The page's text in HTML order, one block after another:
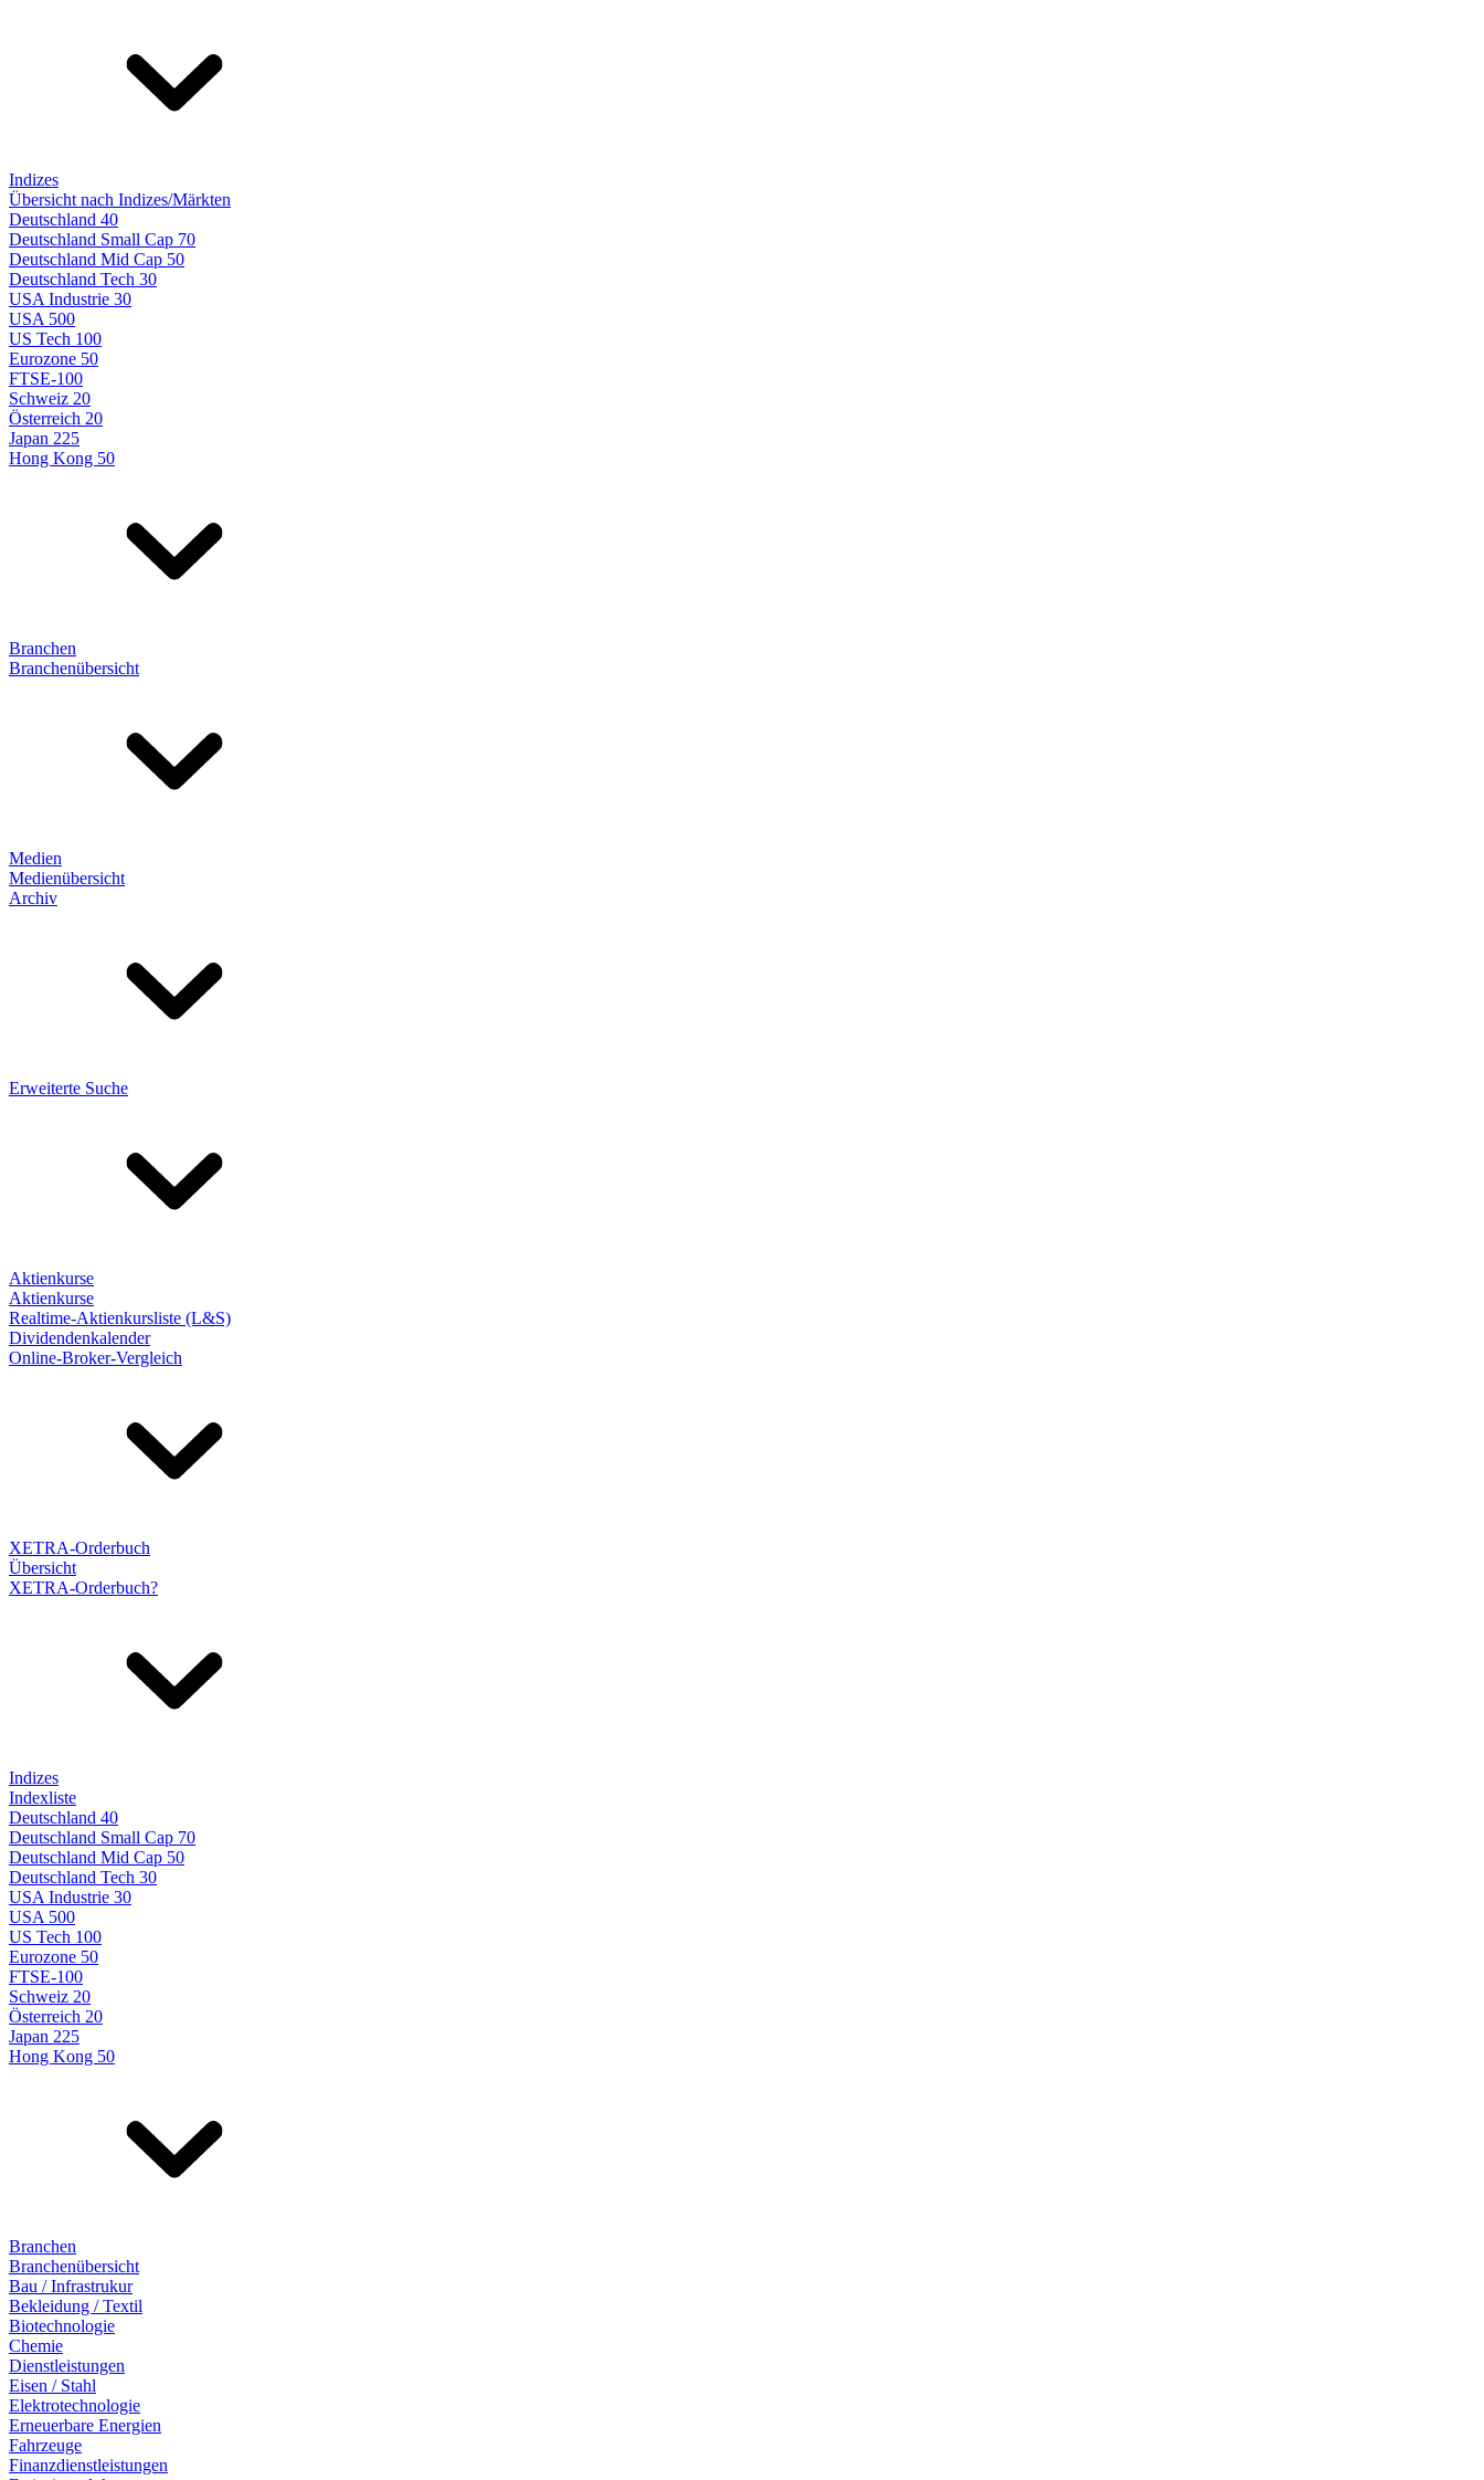
Indizes
Übersicht nach Indizes/Märkten
Deutschland 40
Deutschland Small Cap 70
Deutschland Mid Cap 50
Deutschland Tech 30
USA Industrie 30
USA 500
US Tech 100
Eurozone 50
FTSE-100
Schweiz 20
Österreich 20
Japan 225
Hong Kong 50
Branchen
Branchenübersicht
Medien
Medienübersicht
Archiv
Erweiterte Suche
Aktienkurse
Aktienkurse
Realtime-Aktienkursliste (L&S)
Dividendenkalender
Online-Broker-Vergleich
XETRA-Orderbuch
Übersicht
XETRA-Orderbuch?
Indizes
Indexliste
Deutschland 40
Deutschland Small Cap 70
Deutschland Mid Cap 50
Deutschland Tech 30
USA Industrie 30
USA 500
US Tech 100
Eurozone 50
FTSE-100
Schweiz 20
Österreich 20
Japan 225
Hong Kong 50
Branchen
Branchenübersicht
Bau / Infrastrukur
Bekleidung / Textil
Biotechnologie
Chemie
Dienstleistungen
Eisen / Stahl
Elektrotechnologie
Erneuerbare Energien
Fahrzeuge
Finanzdienstleistungen